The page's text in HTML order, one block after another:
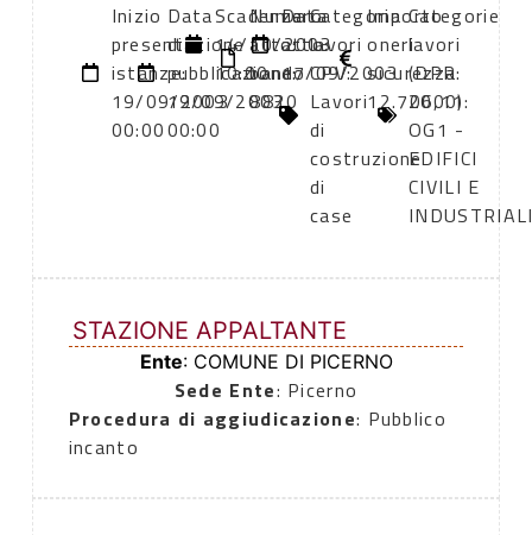
Inizio
presentazione
istanze:
19/09/2003
00:00
Data
di
pubblicazione:
19/09/2003
00:00
Scadenza:
14/10/2003
10:00
Numero
atto:
bando
8820
Data
atto:
17/09/2003
Categoria
lavori
CPV:
Lavori
di
costruzione
di
case
Importo
oneri
sicurezza:
12.706,11
Categorie
lavori
(DPR
2000):
OG1 -
EDIFICI
CIVILI E
STAZIONE APPALTANTE
Ente: COMUNE DI PICERNO
Sede Ente: Picerno
Procedura di aggiudicazione: Pubblico
incanto